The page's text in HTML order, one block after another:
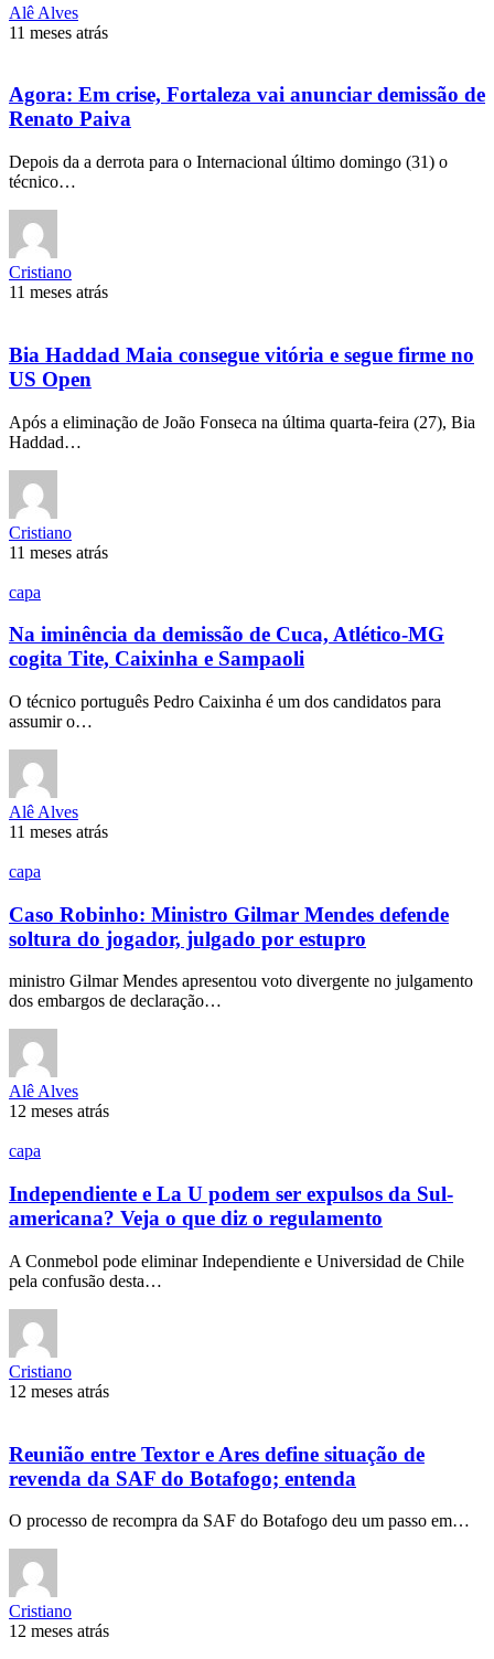
Alê Alves
11 meses atrás
Agora: Em crise, Fortaleza vai anunciar demissão de
Renato Paiva
Depois da a derrota para o Internacional último domingo (31) o
técnico…
Cristiano
11 meses atrás
Bia Haddad Maia consegue vitória e segue firme no
US Open
Após a eliminação de João Fonseca na última quarta-feira (27), Bia
Haddad…
Cristiano
11 meses atrás
capa
Na iminência da demissão de Cuca, Atlético-MG
cogita Tite, Caixinha e Sampaoli
O técnico português Pedro Caixinha é um dos candidatos para
assumir o…
Alê Alves
11 meses atrás
capa
Caso Robinho: Ministro Gilmar Mendes defende
soltura do jogador, julgado por estupro
ministro Gilmar Mendes apresentou voto divergente no julgamento
dos embargos de declaração…
Alê Alves
12 meses atrás
capa
Independiente e La U podem ser expulsos da Sul-
americana? Veja o que diz o regulamento
A Conmebol pode eliminar Independiente e Universidad de Chile
pela confusão desta…
Cristiano
12 meses atrás
Reunião entre Textor e Ares define situação de
revenda da SAF do Botafogo; entenda
O processo de recompra da SAF do Botafogo deu um passo em…
Cristiano
12 meses atrás